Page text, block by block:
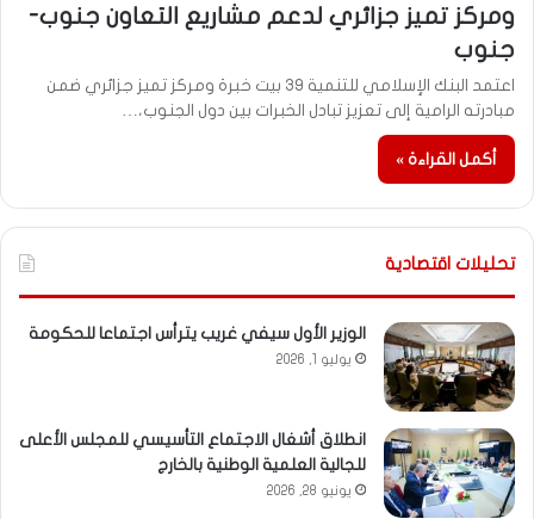
ومركز تميز جزائري لدعم مشاريع التعاون جنوب-
جنوب
اعتمد البنك الإسلامي للتنمية 39 بيت خبرة ومركز تميز جزائري ضمن
مبادرته الرامية إلى تعزيز تبادل الخبرات بين دول الجنوب،…
أكمل القراءة »
تحليلات اقتصادية
الوزير الأول سيفي غريب يترأس اجتماعا للحكومة
يوليو 1, 2026
انطلاق أشغال الاجتماع التأسيسي للمجلس الأعلى
للجالية العلمية الوطنية بالخارج
يونيو 28, 2026